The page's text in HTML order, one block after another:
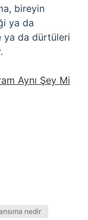
bireyin
ya da
ya da dürtüleri
Aynı Şey Mi
nedir